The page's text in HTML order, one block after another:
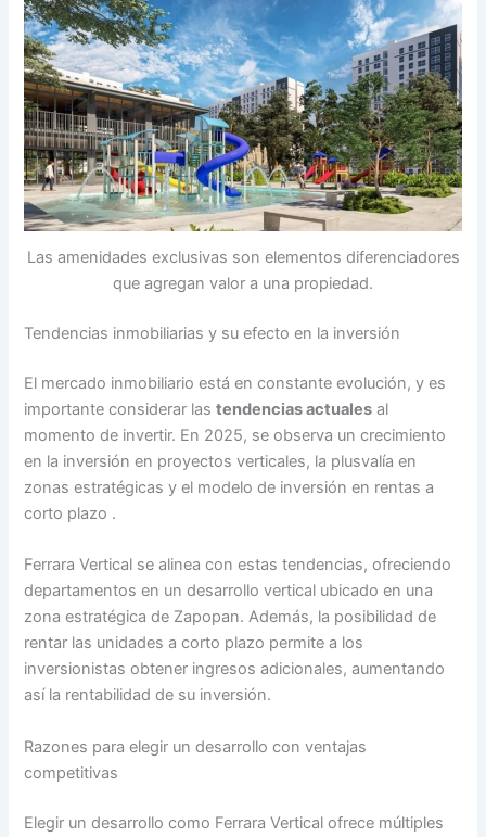
Las amenidades exclusivas son elementos diferenciadores
que agregan valor a una propiedad.
Tendencias inmobiliarias y su efecto en la inversión
El mercado inmobiliario está en constante evolución, y es
importante considerar lastendencias actuales al
momento de invertir. En 2025, se observa un crecimiento
en la inversión en proyectos verticales, la plusvalía en
zonas estratégicas y el modelo de inversión en rentas a
corto plazo .
Ferrara Vertical se alinea con estas tendencias, ofreciendo
departamentos en un desarrollo vertical ubicado en una
zona estratégica de Zapopan. Además, la posibilidad de
rentar las unidades a corto plazo permite a los
inversionistas obtener ingresos adicionales, aumentando
así la rentabilidad de su inversión.
Razones para elegir un desarrollo con ventajas
competitivas
Elegir un desarrollo como Ferrara Vertical ofrece múltiples